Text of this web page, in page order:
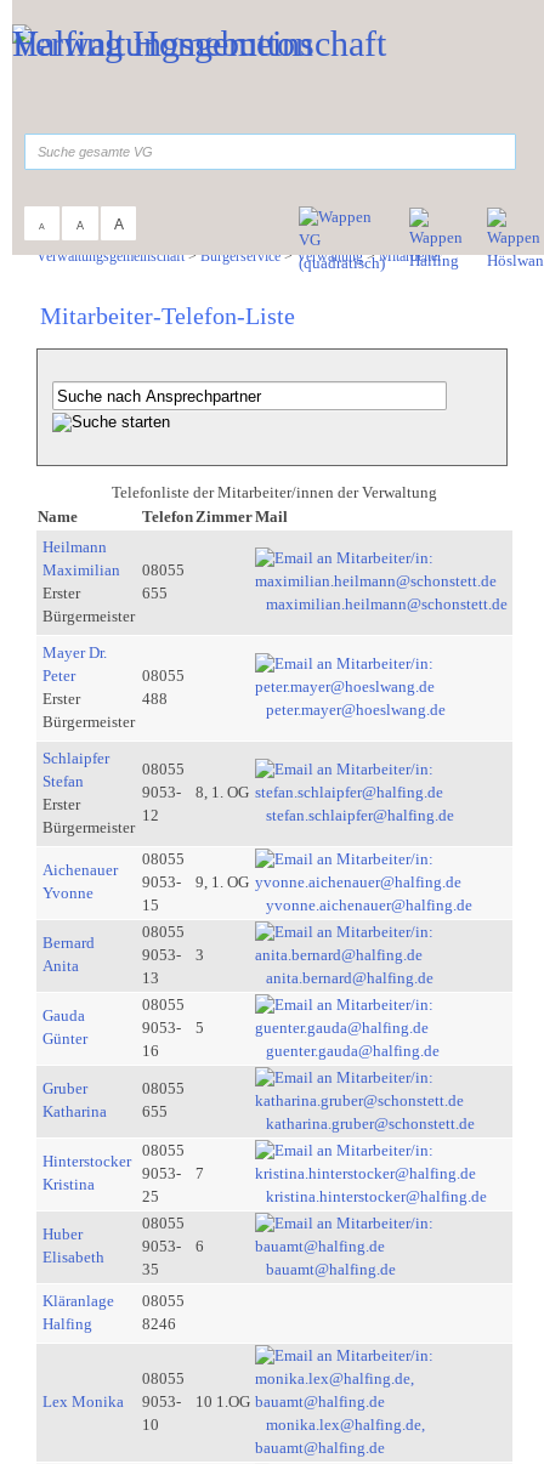
A A A
Verwaltungsgemeinschaft>Bürgerservice>Verwaltung>Mitarbeiter
Mitarbeiter-Telefon-Liste
Telefonliste der Mitarbeiter/innen der Verwaltung
Name
Telefon ZimmerMail
Heilmann
Maximilian
Erster
Bürgermeister
08055
655
maximilian.heilmann@schonstett.de
Mayer Dr.
Peter
Erster
Bürgermeister
08055
488
peter.mayer@hoeslwang.de
Schlaipfer
Stefan
Erster
Bürgermeister
08055
9053-
12
8, 1. OG
stefan.schlaipfer@halfing.de
Aichenauer
Yvonne
08055
9053-
15
9, 1. OG
yvonne.aichenauer@halfing.de
Bernard
Anita
08055
9053-
13
3
anita.bernard@halfing.de
Gauda
Günter
08055
9053-
16
5
guenter.gauda@halfing.de
Gruber
Katharina
08055
655
katharina.gruber@schonstett.de
Hinterstocker
Kristina
08055
9053-
25
7
kristina.hinterstocker@halfing.de
Huber
Elisabeth
08055
9053-
35
6
bauamt@halfing.de
Kläranlage
Halfing
08055
8246
Lex Monika
08055
9053-
10
10 1.OG
monika.lex@halfing.de,
bauamt@halfing.de